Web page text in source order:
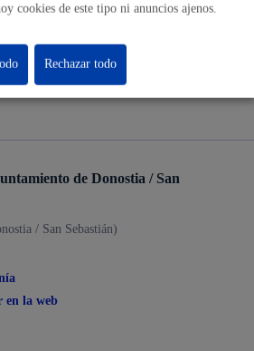
de Donostia / San
/ San Sebastián)
la web
cookies de este tipo ni anuncios ajenos.
Rechazar todo